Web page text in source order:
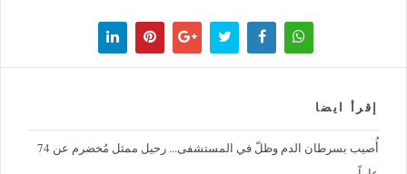
إقرأ ايضا
أُصيب بسرطان الدم وظلّ في المستشفى... رحيل ممثل مُخضرم عن 74